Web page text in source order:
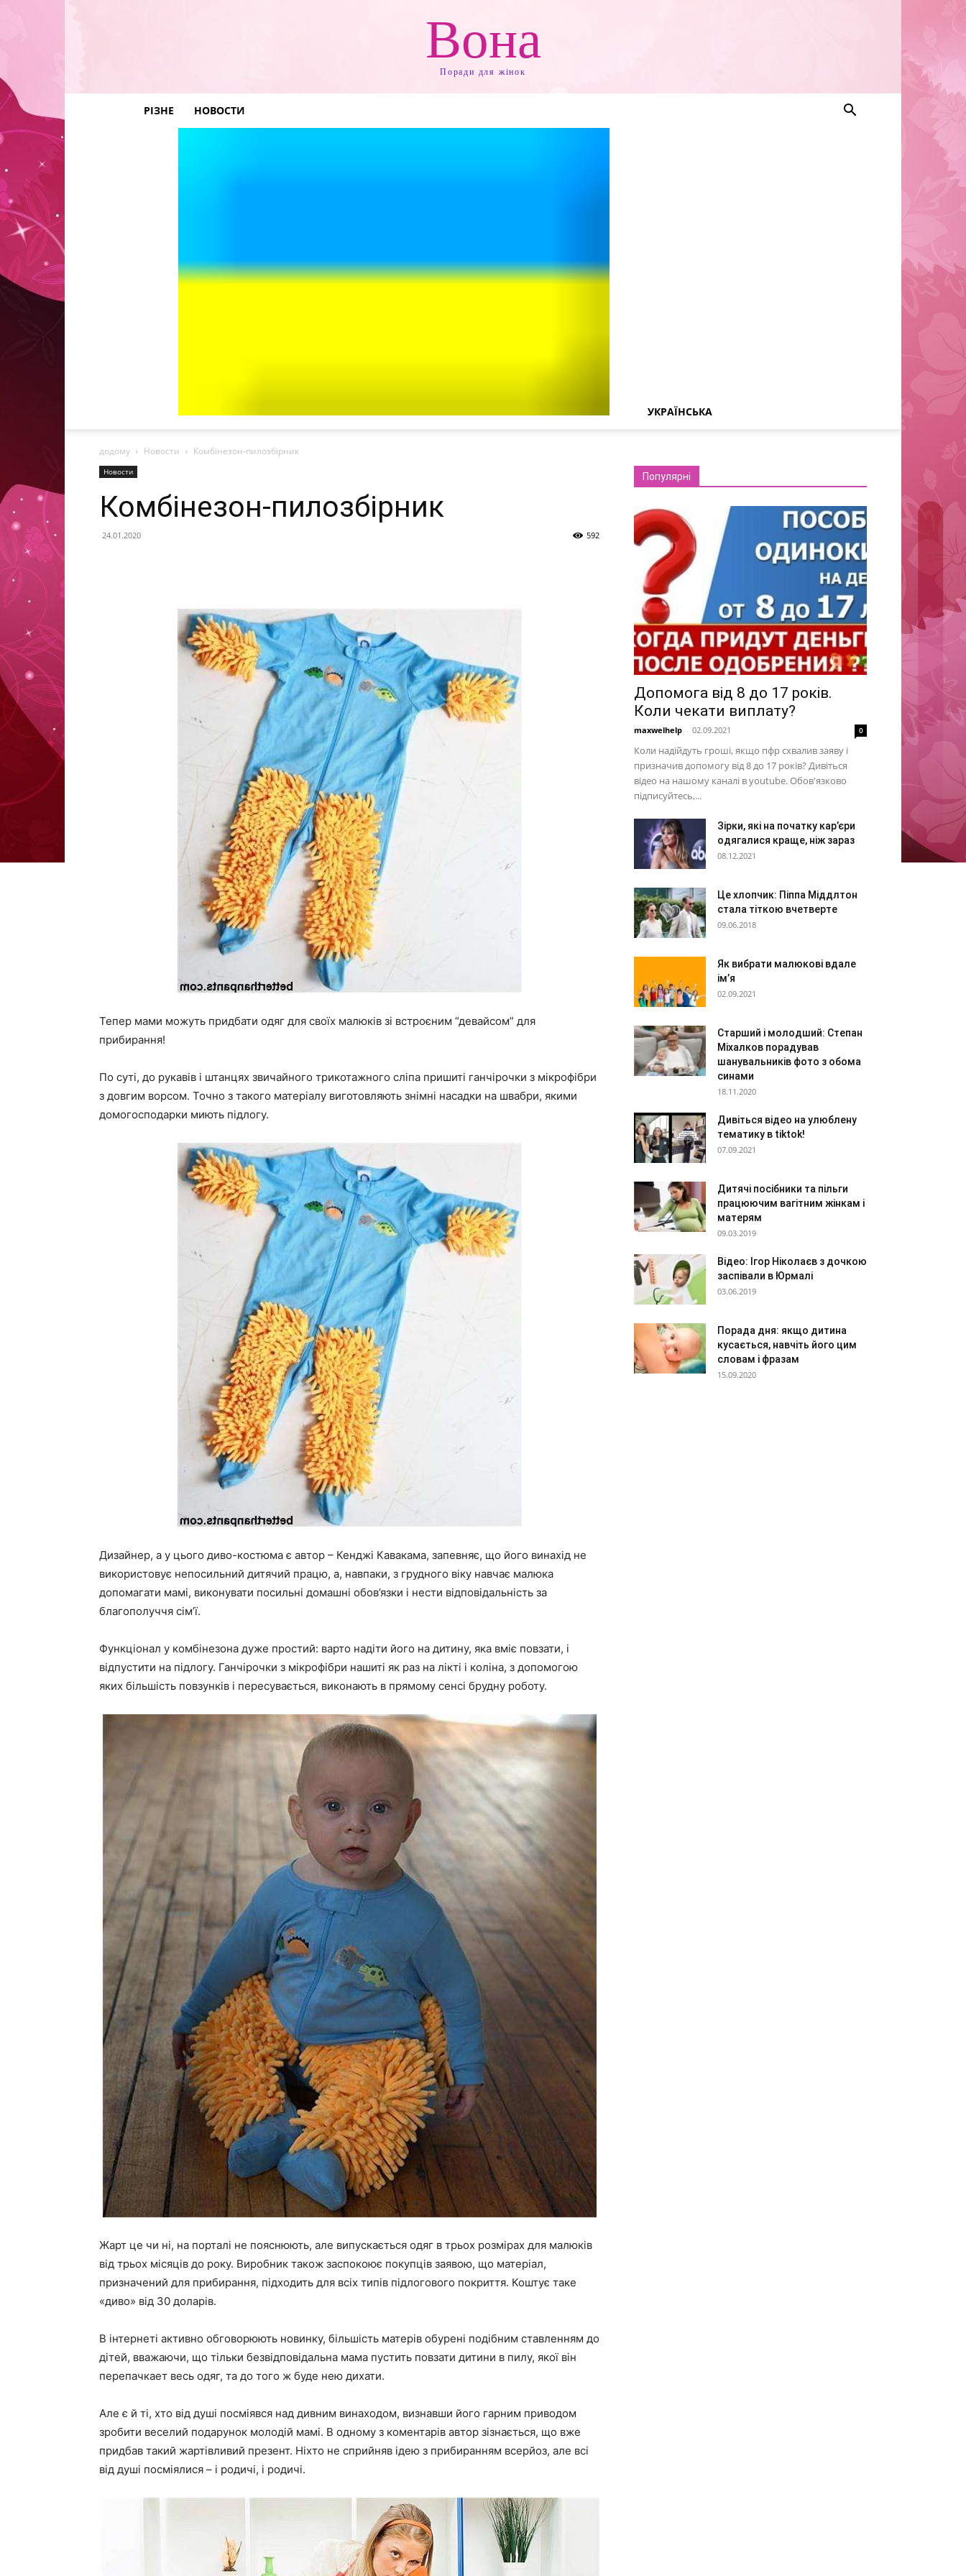
Вона
Поради для жінок
РІЗНЕ НОВОСТИ
УКРАЇНСЬКА
додому Новости Комбінезон-пилозбірник
Новости
Комбінезон-пилозбірник
24.01.2020 592
Тепер мами можуть придбати одяг для своїх малюків зі встроєним “девайсом” для
прибирання!
По суті, до рукавів і штанцях звичайного трикотажного сліпа пришиті ганчірочки з мікрофібри
з довгим ворсом. Точно з такого матеріалу виготовляють знімні насадки на швабри, якими
домогосподарки миють підлогу.
Дизайнер, а у цього диво-костюма є автор – Кенджі Кавакама, запевняє, що його винахід не
використовує непосильний дитячий працю, а, навпаки, з грудного віку навчає малюка
допомагати мамі, виконувати посильні домашні обов’язки і нести відповідальність за
благополуччя сім’ї.
Функціонал у комбінезона дуже простий: варто надіти його на дитину, яка вміє повзати, і
відпустити на підлогу. Ганчірочки з мікрофібри нашиті як раз на лікті і коліна, з допомогою
яких більшість повзунків і пересувається, виконають в прямому сенсі брудну роботу.
Жарт це чи ні, на порталі не пояснюють, але випускається одяг в трьох розмірах для малюків
від трьох місяців до року. Виробник також заспокоює покупців заявою, що матеріал,
призначений для прибирання, підходить для всіх типів підлогового покриття. Коштує таке
«диво» від 30 доларів.
В інтернеті активно обговорюють новинку, більшість матерів обурені подібним ставленням до
дітей, вважаючи, що тільки безвідповідальна мама пустить повзати дитини в пилу, якої він
перепачкает весь одяг, та до того ж буде нею дихати.
Але є й ті, хто від душі посміявся над дивним винаходом, визнавши його гарним приводом
зробити веселий подарунок молодій мамі. В одному з коментарів автор зізнається, що вже
придбав такий жартівливий презент. Ніхто не сприйняв ідею з прибиранням всерйоз, але всі
від душі посміялися – і родичі, і родичі.
Популярні
Допомога від 8 до 17 років.
Коли чекати виплату?
maxwelhelp - 02.09.2021 0
Коли надійдуть гроші, якщо пфр схвалив заяву і
призначив допомогу від 8 до 17 років? Дивіться
відео на нашому каналі в youtube. Обов'язково
підписуйтесь,...
Зірки, які на початку кар’єри
одягалися краще, ніж зараз
08.12.2021
Це хлопчик: Піппа Міддлтон
стала тіткою вчетверте
09.06.2018
Як вибрати малюкові вдале
ім’я
02.09.2021
Старший і молодший: Степан
Міхалков порадував
шанувальників фото з обома
синами
18.11.2020
Дивіться відео на улюблену
тематику в tiktok!
07.09.2021
Дитячі посібники та пільги
працюючим вагітним жінкам і
матерям
09.03.2019
Відео: Ігор Ніколаєв з дочкою
заспівали в Юрмалі
03.06.2019
Порада дня: якщо дитина
кусається, навчіть його цим
словам і фразам
15.09.2020